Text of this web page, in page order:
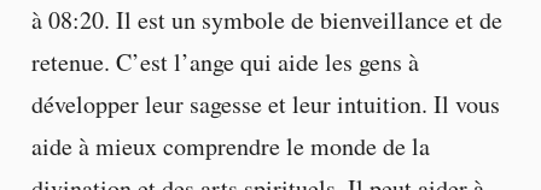
à 08:20. Il est un symbole de bienveillance et de
retenue. C’est l’ange qui aide les gens à
développer leur sagesse et leur intuition. Il vous
aide à mieux comprendre le monde de la